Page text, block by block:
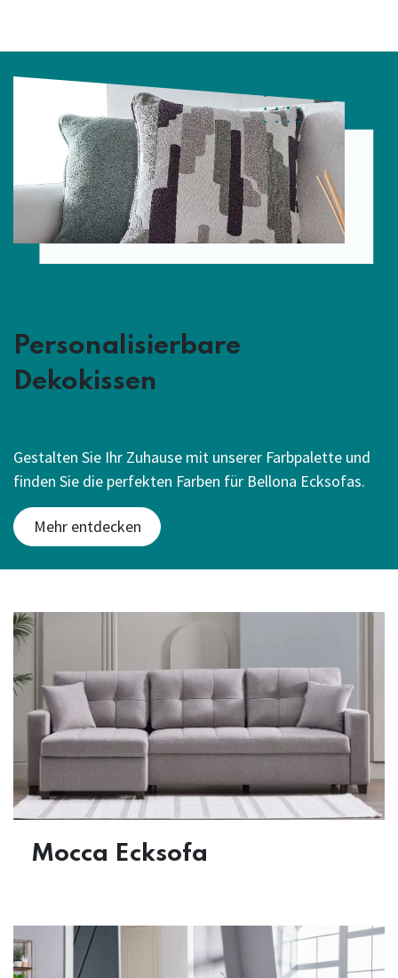
Personalisierbare
Dekokissen
Gestalten Sie Ihr Zuhause mit unserer Farbpalette und
finden Sie die perfekten Farben für Bellona Ecksofas.
Mehr entdecken
Mocca Ecksofa